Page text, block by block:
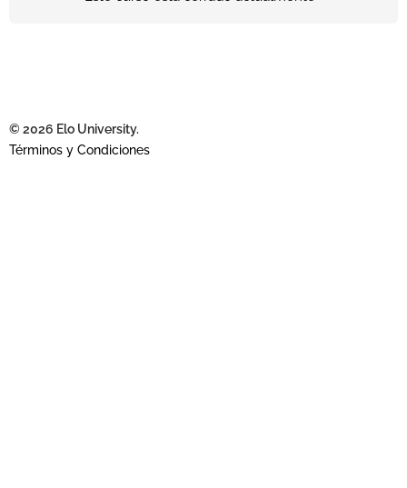
© 2026 Elo University.
Términos y Condiciones